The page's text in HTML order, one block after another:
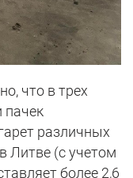
что в трех
пачек
различных
Литве (с учетом
более 2,6